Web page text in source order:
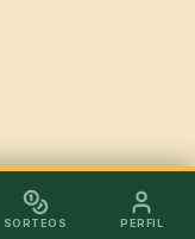
SORTEOS PERFIL